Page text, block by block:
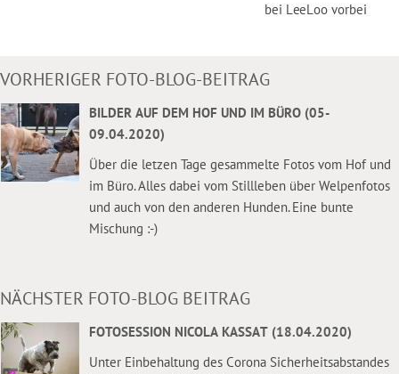
bei LeeLoo vorbei
VORHERIGER FOTO-BLOG-BEITRAG
BILDER AUF DEM HOF UND IM BÜRO (05-
09.04.2020)
Über die letzen Tage gesammelte Fotos vom Hof und
im Büro. Alles dabei vom Stillleben über Welpenfotos
und auch von den anderen Hunden. Eine bunte
Mischung :-)
NÄCHSTER FOTO-BLOG BEITRAG
FOTOSESSION NICOLA KASSAT (18.04.2020)
Unter Einbehaltung des Corona Sicherheitsabstandes